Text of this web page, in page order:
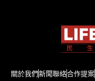
關於我們新聞聯絡合作提案